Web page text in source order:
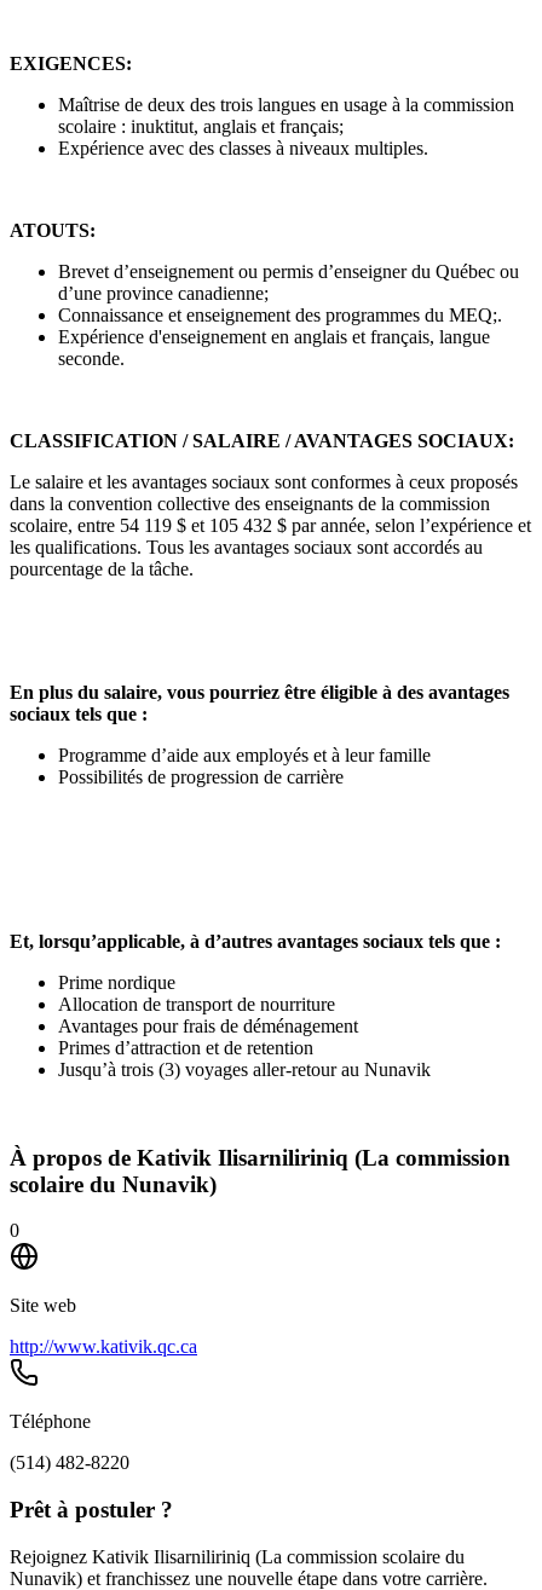
EXIGENCES:
Maîtrise de deux des trois langues en usage à la commission
scolaire : inuktitut, anglais et français;
Expérience avec des classes à niveaux multiples.
ATOUTS:
Brevet d’enseignement ou permis d’enseigner du Québec ou
d’une province canadienne;
Connaissance et enseignement des programmes du MEQ;.
Expérience d'enseignement en anglais et français, langue
seconde.
CLASSIFICATION / SALAIRE / AVANTAGES SOCIAUX:
Le salaire et les avantages sociaux sont conformes à ceux proposés
dans la convention collective des enseignants de la commission
scolaire, entre 54 119 $ et 105 432 $ par année, selon l’expérience et
les qualifications. Tous les avantages sociaux sont accordés au
pourcentage de la tâche.
En plus du salaire, vous pourriez être éligible à des avantages
sociaux tels que :
Programme d’aide aux employés et à leur famille
Possibilités de progression de carrière
Et, lorsqu’applicable, à d’autres avantages sociaux tels que :
Prime nordique
Allocation de transport de nourriture
Avantages pour frais de déménagement
Primes d’attraction et de retention
Jusqu’à trois (3) voyages aller-retour au Nunavik
À propos de Kativik Ilisarniliriniq (La commission
scolaire du Nunavik)
0
Site web
http://www.kativik.qc.ca
Téléphone
(514) 482-8220
Prêt à postuler ?
Rejoignez Kativik Ilisarniliriniq (La commission scolaire du
Nunavik) et franchissez une nouvelle étape dans votre carrière.